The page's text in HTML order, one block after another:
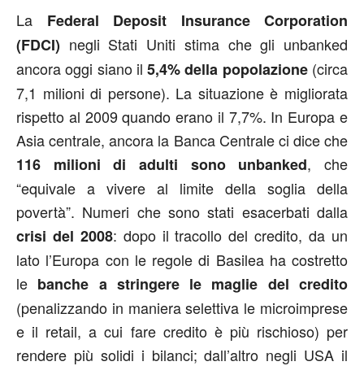
La Federal Deposit Insurance Corporation
(FDCI) negli Stati Uniti stima che gli unbanked
ancora oggi siano il5,4% della popolazione(circa
7,1 milioni di persone). La situazione è migliorata
rispetto al 2009 quando erano il 7,7%. In Europa e
Asia centrale, ancora la Banca Centrale ci dice che
116 milioni di adulti sono unbanked, che
“equivale a vivere al limite della soglia della
povertà”. Numeri che sono stati esacerbati dalla
crisi del 2008: dopo il tracollo del credito, da un
lato l’Europa con le regole di Basilea ha costretto
le banche a stringere le maglie del credito
(penalizzando in maniera selettiva le microimprese
e il retail, a cui fare credito è più rischioso) per
rendere più solidi i bilanci; dall’altro negli USA il